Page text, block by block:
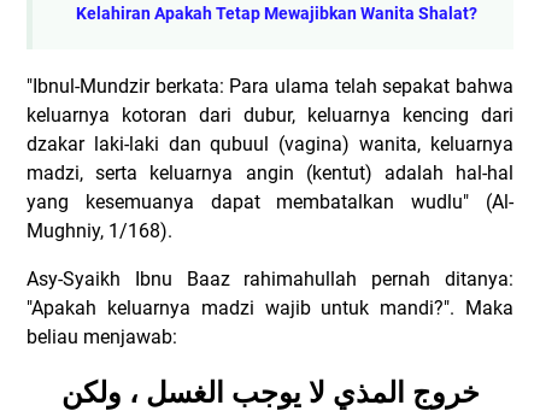
Kelahiran Apakah Tetap Mewajibkan Wanita Shalat?
"Ibnul-Mundzir berkata: Para ulama telah sepakat bahwa
keluarnya kotoran dari dubur, keluarnya kencing dari
dzakar laki-laki dan qubuul (vagina) wanita, keluarnya
madzi, serta keluarnya angin (kentut) adalah hal-hal
yang kesemuanya dapat membatalkan wudlu" (Al-
Mughniy, 1/168).
Asy-Syaikh Ibnu Baaz rahimahullah pernah ditanya:
"Apakah keluarnya madzi wajib untuk mandi?". Maka
beliau menjawab:
خروج المذي لا يوجب الغسل ، ولكن